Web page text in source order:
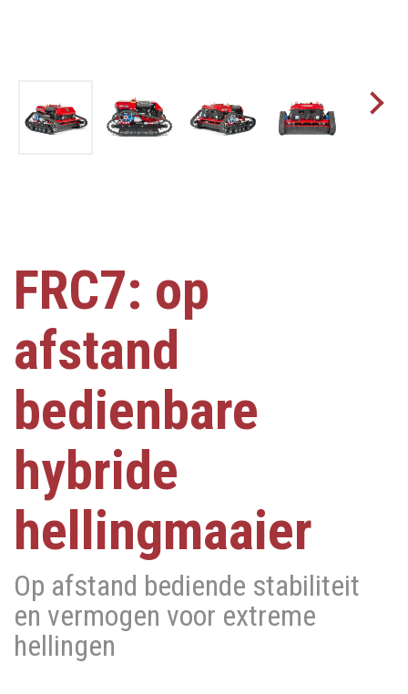
FRC7: op
afstand
bedienbare
hybride
hellingmaaier
Op afstand bediende stabiliteit
en vermogen voor extreme
hellingen